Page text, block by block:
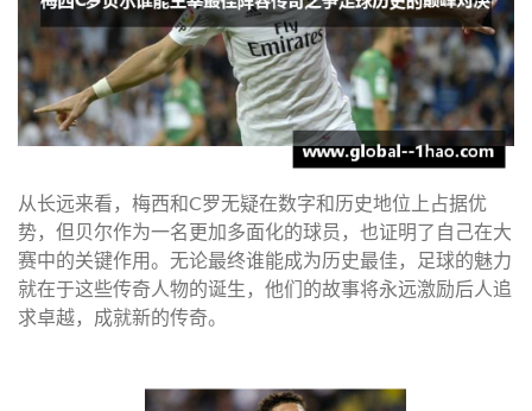
从长远来看，梅西和C罗无疑在数字和历史地位上占据优
势，但贝尔作为一名更加多面化的球员，也证明了自己在大
赛中的关键作用。无论最终谁能成为历史最佳，足球的魅力
就在于这些传奇人物的诞生，他们的故事将永远激励后人追
求卓越，成就新的传奇。